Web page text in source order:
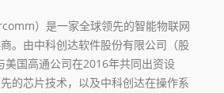
）是一家全球领先的智能物联网
。由中科创达软件股份有限公司（股
美国高通公司在2016年共同出资设
的芯片技术，以及中科创达在操作系